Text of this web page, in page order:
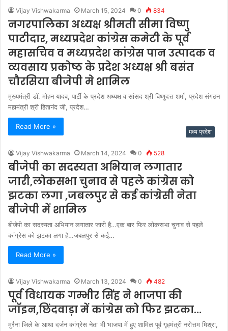
Vijay Vishwakarma March 15, 2024 0 834
नगरपालिका अध्यक्ष श्रीमती सीमा विष्णु
पाटीदार, मध्यप्रदेश कांग्रेस कमेटी के पूर्व
महासचिव व मध्यप्रदेश कांग्रेस पान उत्पादक व
व्यवसाय प्रकोष्ठ के प्रदेश अध्यक्ष श्री बसंत
चौरसिया बीजेपी मे शामिल
मुख्यमंत्री डॉ. मोहन यादव, पार्टी के प्रदेश अध्यक्ष व सांसद श्री विष्णुदत्त शर्मा, प्रदेश संगठन
महामंत्री श्री हितानंद जी, प्रदेश…
Read More »
मध्य प्रदेश
Vijay Vishwakarma March 14, 2024 0 528
बीजेपी का सदस्यता अभियान लगातार
जारी,लोकसभा चुनाव से पहले कांग्रेस को
झटका लगा ,जबलपुर से कई कांग्रेसी नेता
बीजेपी में शामिल
बीजेपी का सदस्यता अभियान लगातार जारी है…एक बार फिर लोकसभा चुनाव से पहले
कांग्रेस को झटका लगा है…जबलपुर से कई…
Read More »
Vijay Vishwakarma March 13, 2024 0 482
पूर्व विधायक गम्भीर सिंह ने भाजपा की
जॉइन,छिंदवाड़ा में कांग्रेस को फिर झटका…
मुरैना जिले के आधा दर्जन कांग्रेस नेता भी भाजपा में हुए शामिल पूर्व गृहमंत्री नरोत्तम मिश्रा,